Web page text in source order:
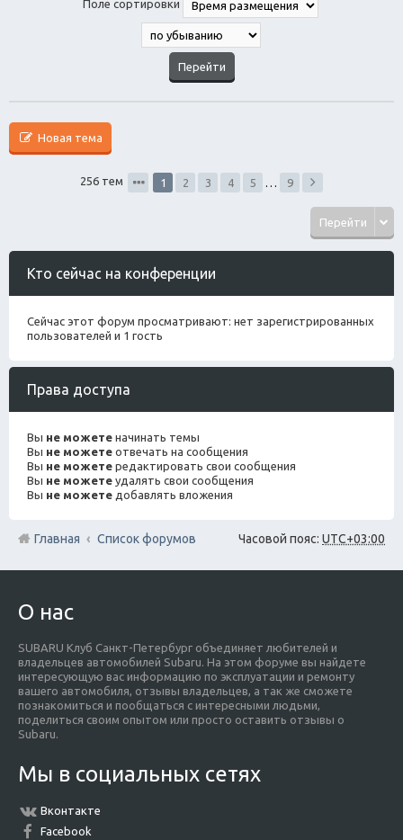
Поле сортировки
Новая тема
256 тем 1 2 3 4 5 … 9
Перейти
Кто сейчас на конференции
Сейчас этот форум просматривают: нет зарегистрированных
пользователей и 1 гость
Права доступа
Вы не можете начинать темы
Вы не можете отвечать на сообщения
Вы не можете редактировать свои сообщения
Вы не можете удалять свои сообщения
Вы не можете добавлять вложения
Часовой пояс: UTC+03:00
Главная Список форумов
О нас
SUBARU Клуб Санкт-Петербург объединяет любителей и
владельцев автомобилей Subaru. На этом форуме вы найдете
интересующую вас информацию по эксплуатации и ремонту
вашего автомобиля, отзывы владельцев, а так же сможете
познакомиться и пообщаться с интересными людьми,
поделиться своим опытом или просто оставить отзывы о
Subaru.
Мы в социальных сетях
Вконтакте
Facebook